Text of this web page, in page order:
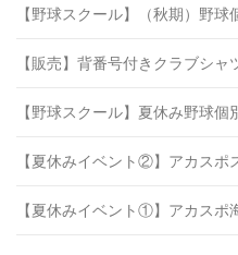
【野球スクール】（秋期）野球
【販売】背番号付きクラブシャ
【野球スクール】夏休み野球個
【夏休みイベント②】アカスポ
【夏休みイベント①】アカス